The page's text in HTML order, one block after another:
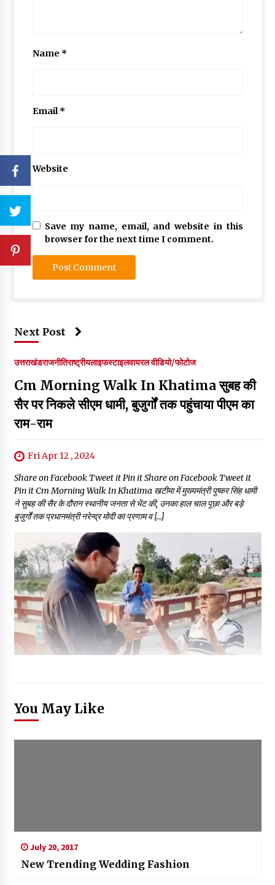
Name *
Email*
Website
Save my name, email, and website in this
browser for the next time I comment.
Next Post
उत्तराखंडराजनीतिराष्ट्रीयलाइफस्टाइलवायरल वीडियो/फोटोज
Cm Morning Walk In Khatima सुबह की
सैर पर निकले सीएम धामी, बुजुर्गों तक पहुंचाया पीएम का
राम-राम
Fri Apr 12 , 2024
Share on Facebook Tweet it Pin it Share on Facebook Tweet it
Pin it Cm Morning Walk In Khatima खटीमा में मुख्यमंत्री पुष्कर सिंह धामी
ने सुबह की सैर के दौरान स्थानीय जनता से भेंट की, उनका हाल चाल पूछा और बड़े
बुजुर्गों तक प्रधानमंत्री नरेन्द्र मोदी का प्रणाम व […]
You May Like
July 20, 2017
New Trending Wedding Fashion